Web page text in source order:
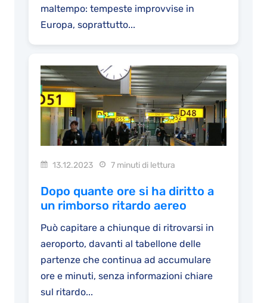
maltempo: tempeste improvvise in
Europa, soprattutto...
13.12.2023 7 minuti di lettura
Dopo quante ore si ha diritto a
un rimborso ritardo aereo
Può capitare a chiunque di ritrovarsi in
aeroporto, davanti al tabellone delle
partenze che continua ad accumulare
ore e minuti, senza informazioni chiare
sul ritardo...